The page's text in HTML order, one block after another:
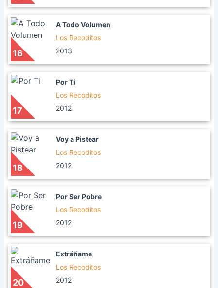
16
A Todo Volumen
Los Recoditos
2013
17
Por Ti
Los Recoditos
2012
18
Voy a Pistear
Los Recoditos
2012
19
Por Ser Pobre
Los Recoditos
2012
20
Extráñame
Los Recoditos
2012